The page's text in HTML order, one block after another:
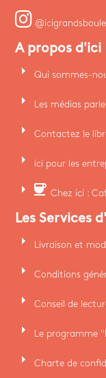
A propos d'ici
arrow_right Qui sommes-
arrow_right Les médias
arrow_right Contactez le
arrow_right ici pour les
arrow_right coffee Chez ici :
Les Services
arrow_right Livraison et
arrow_right Conditions
arrow_right Conseil de
arrow_right Le programme
arrow_right Charte de